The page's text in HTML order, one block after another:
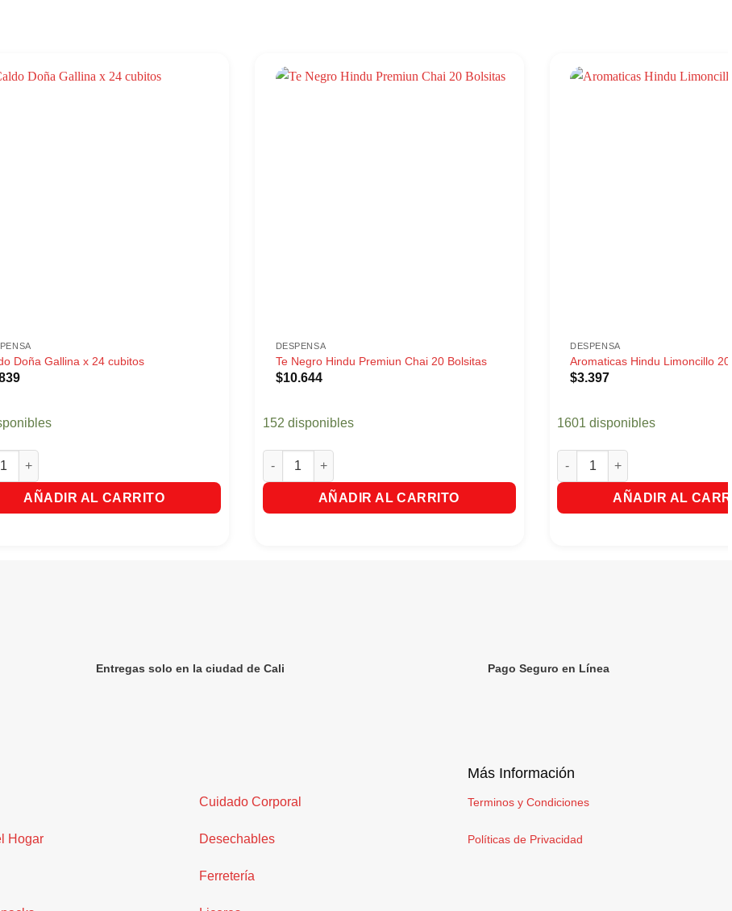
Doña Gallina x 24 cubitos
Doña Gallina x 24 cubitos cantidad
AÑADIR AL CARRITO
DESPENSA
Te Negro Hindu Premiun Chai 20 Bolsitas
$10.644
152 disponibles
Te Negro Hindu Premiun Chai 20 Bolsitas cantidad
AÑADIR AL CARRITO
DESPENSA
Aromaticas Hindu Limoncillo
$3.397
1601 disponibles
Aromaticas Hindu Limoncillo
AÑADIR AL
Entregas solo en la ciudad de Cali Pago Seguro en Línea
Hogar
Cuidado Corporal
Desechables
Ferretería
Más Información
Terminos y Condiciones
Políticas de Privacidad